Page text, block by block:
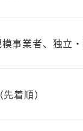
事業者、独立
着順）